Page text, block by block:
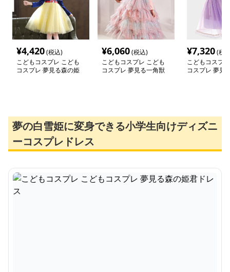
¥4,420(税込)
こどもコスプレ こども
コスプレ 夢見る森の姫
¥6,060(税込)
こどもコスプレ こども
コスプレ 夢見る一角獣
¥7,320(税
こどもコスプ
コスプレ 夢見
夢の白雪姫に変身できる小学生向けディズニ
ーコスプレドレス